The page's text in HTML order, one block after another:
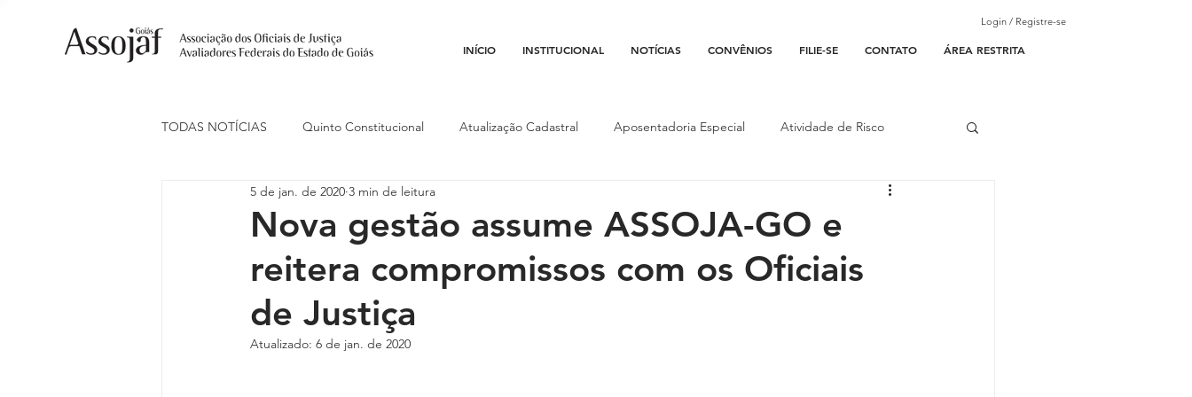
INÍCIO INSTITUCIONAL NOTÍCIAS CONVÊNIOS FILIE-SE CONTATO ÁREA RESTRITA
Login / Registre-se
TODAS NOTÍCIAS Quinto Constitucional Atualização Cadastral Aposentadoria Especial Atividade de Risco
Ações Judiciais Carreira Conojaf
Indenização de Transporte Isenção Fiscal Justiça do Trabalho Justiça Federal
Livre Estacionamento Nacional
Nova gestão assume ASSOJA-GO e
reitera compromissos com os Oficiais
de Justiça
5 de jan. de 2020 3 min de leitura
Atualizado: 6 de jan. de 2020